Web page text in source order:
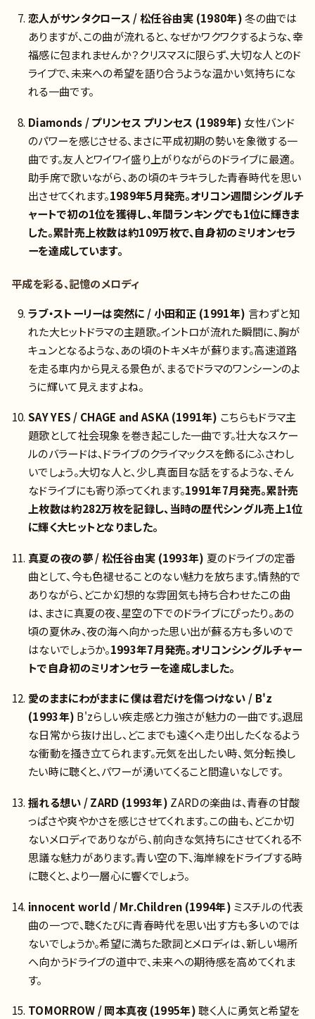
恋人がサンタクロース / 松任谷由実 (1980年)冬の曲では
ありますが、この曲が流れると、なぜかワクワクするような、幸
福感に包まれませんか？クリスマスに限らず、大切な人とのド
ライブで、未来への希望を語り合うような温かい気持ちにな
れる一曲です。
Diamonds / プリンセス プリンセス (1989年) 女性バンド
のパワーを感じさせる、まさに平成初期の勢いを象徴する一
曲です。友人とワイワイ盛り上がりながらのドライブに最適。
助手席で歌いながら、あの頃のキラキラした青春時代を思い
出させてくれます。1989年5月発売。オリコン週間シングルチ
ャートで初の1位を獲得し、年間ランキングでも1位に輝きま
した。累計売上枚数は約109万枚で、自身初のミリオンセラ
ーを達成しています。
平成を彩る、記憶のメロディ
ラブ・ストーリーは突然に / 小田和正 (1991年) 言わずと知
れた大ヒットドラマの主題歌。イントロが流れた瞬間に、胸が
キュンとなるような、あの頃のトキメキが蘇ります。高速道路
を走る車内から見える景色が、まるでドラマのワンシーンのよ
うに輝いて見えますよね。
SAY YES / CHAGE and ASKA (1991年) こちらもドラマ主
題歌として社会現象を巻き起こした一曲です。壮大なスケー
ルのバラードは、ドライブのクライマックスを飾るにふさわし
いでしょう。大切な人と、少し真面目な話をするような、そん
なドライブにも寄り添ってくれます。1991年7月発売。累計売
上枚数は約282万枚を記録し、当時の歴代シングル売上1位
に輝く大ヒットとなりました。
真夏の夜の夢 / 松任谷由実 (1993年) 夏のドライブの定番
曲として、今も色褪せることのない魅力を放ちます。情熱的で
ありながら、どこか幻想的な雰囲気も持ち合わせたこの曲
は、まさに真夏の夜、星空の下でのドライブにぴったり。あの
頃の夏休み、夜の海へ向かった思い出が蘇る方も多いので
はないでしょうか。1993年7月発売。オリコンシングルチャー
トで自身初のミリオンセラーを達成しました。
愛のままにわがままに 僕は君だけを傷つけない / B'z
(1993年) B'zらしい疾走感と力強さが魅力の一曲です。退屈
な日常から抜け出し、どこまでも遠くへ走り出したくなるよう
な衝動を掻き立てられます。元気を出したい時、気分転換し
たい時に聴くと、パワーが湧いてくること間違いなしです。
揺れる想い / ZARD (1993年) ZARDの楽曲は、青春の甘酸
っぱさや爽やかさを感じさせてくれます。この曲も、どこか切
ないメロディでありながら、前向きな気持ちにさせてくれる不
思議な魅力があります。青い空の下、海岸線をドライブする時
に聴くと、より一層心に響くでしょう。
innocent world / Mr.Children (1994年) ミスチルの代表
曲の一つで、聴くたびに青春時代を思い出す方も多いのでは
ないでしょうか。希望に満ちた歌詞とメロディは、新しい場所
へ向かうドライブの道中で、未来への期待感を高めてくれま
す。
TOMORROW / 岡本真夜 (1995年)聴く人に勇気と希望を